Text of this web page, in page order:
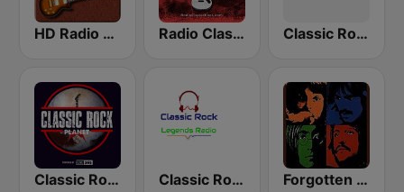
HD Radio - Classic Rock Radio Classic Rock Classic Rock - Hits Radio
Classic Rock Planet Classic Rock Legends Radio Forgotten Rock